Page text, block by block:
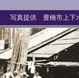
写真提供 豊橋市上下